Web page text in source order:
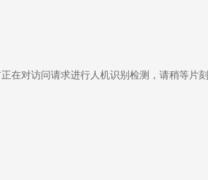
在对访问请求进行人机识别检测，请稍等片